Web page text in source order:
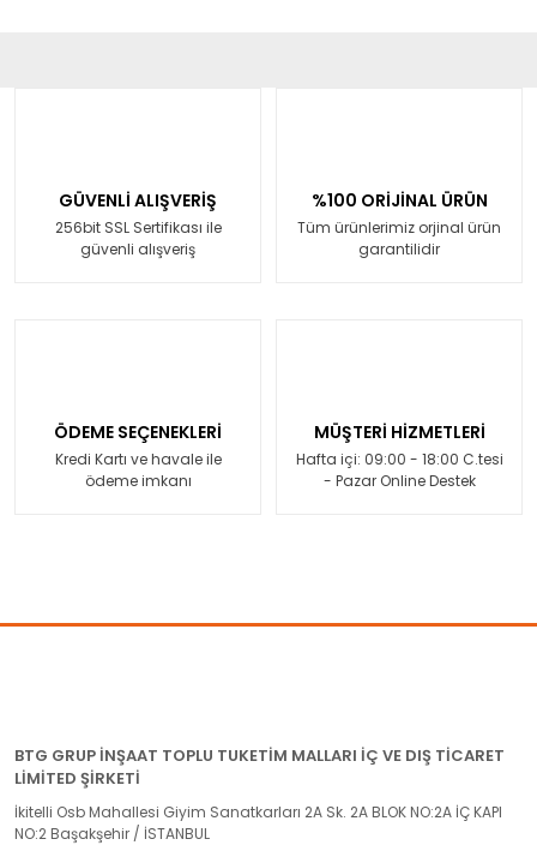
GÜVENLİ ALIŞVERİŞ
256bit SSL Sertifikası ile
güvenli alışveriş
%100 ORİJİNAL ÜRÜN
Tüm ürünlerimiz orjinal ürün
garantilidir
ÖDEME SEÇENEKLERİ
Kredi Kartı ve havale ile
ödeme imkanı
MÜŞTERİ HİZMETLERİ
Hafta içi: 09:00 - 18:00 C.tesi
- Pazar Online Destek
BTG GRUP İNŞAAT TOPLU TUKETİM MALLARI İÇ VE DIŞ TİCARET
LİMİTED ŞİRKETİ
İkitelli Osb Mahallesi Giyim Sanatkarları 2A Sk. 2A BLOK NO:2A İÇ KAPI
NO:2 Başakşehir / İSTANBUL